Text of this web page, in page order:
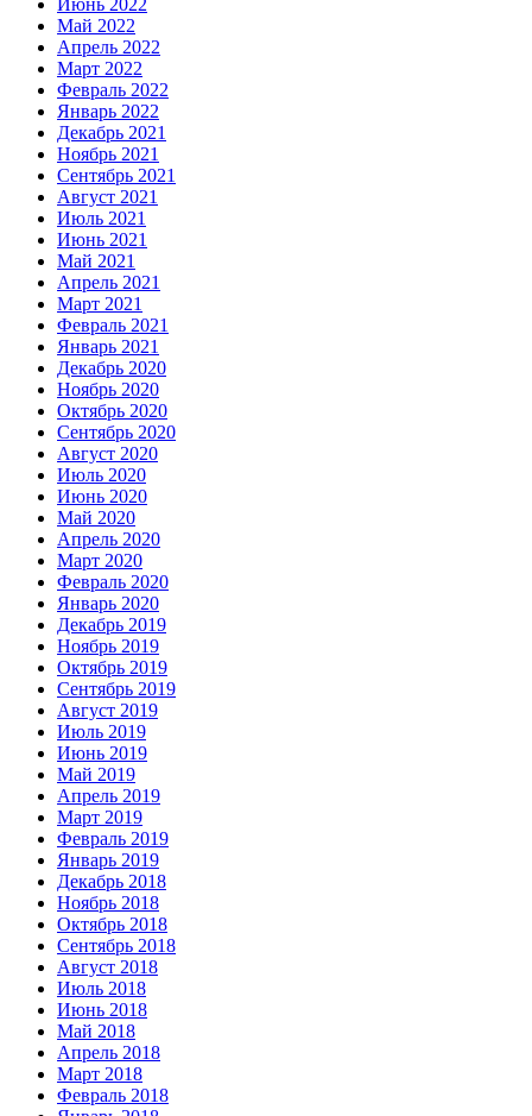
Июнь 2022
Май 2022
Апрель 2022
Март 2022
Февраль 2022
Январь 2022
Декабрь 2021
Ноябрь 2021
Сентябрь 2021
Август 2021
Июль 2021
Июнь 2021
Май 2021
Апрель 2021
Март 2021
Февраль 2021
Январь 2021
Декабрь 2020
Ноябрь 2020
Октябрь 2020
Сентябрь 2020
Август 2020
Июль 2020
Июнь 2020
Май 2020
Апрель 2020
Март 2020
Февраль 2020
Январь 2020
Декабрь 2019
Ноябрь 2019
Октябрь 2019
Сентябрь 2019
Август 2019
Июль 2019
Июнь 2019
Май 2019
Апрель 2019
Март 2019
Февраль 2019
Январь 2019
Декабрь 2018
Ноябрь 2018
Октябрь 2018
Сентябрь 2018
Август 2018
Июль 2018
Июнь 2018
Май 2018
Апрель 2018
Март 2018
Февраль 2018